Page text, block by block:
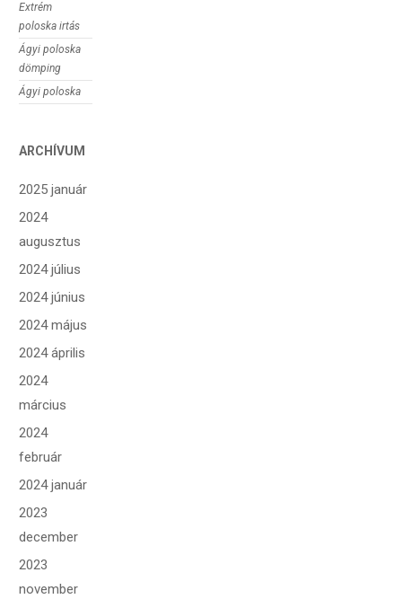
Extrém
poloska irtás
Ágyi poloska
dömping
Ágyi poloska
ARCHÍVUM
2025 január
2024
augusztus
2024 július
2024 június
2024 május
2024 április
2024
március
2024
február
2024 január
2023
december
2023
november